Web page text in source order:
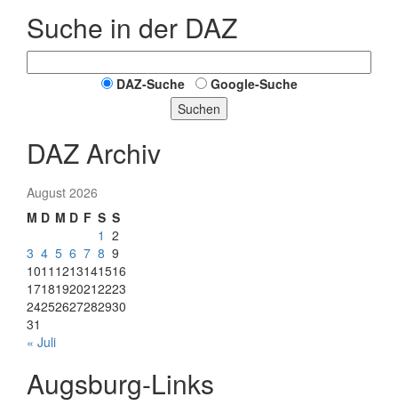
Suche in der DAZ
DAZ-Suche
Google-Suche
Suchen
DAZ Archiv
August 2026
M D M D F S S
1 2
3 4 5 6 7 8 9
1011 1213141516
17181920212223
24252627282930
31
« Juli
Augsburg-Links